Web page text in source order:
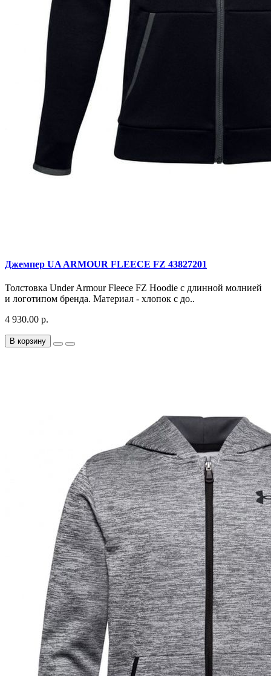
Джемпер UA ARMOUR FLEECE FZ 43827201
Толстовка Under Armour Fleece FZ Hoodie с длинной молнией
и логотипом бренда. Материал - хлопок с до..
4 930.00 р.
В корзину